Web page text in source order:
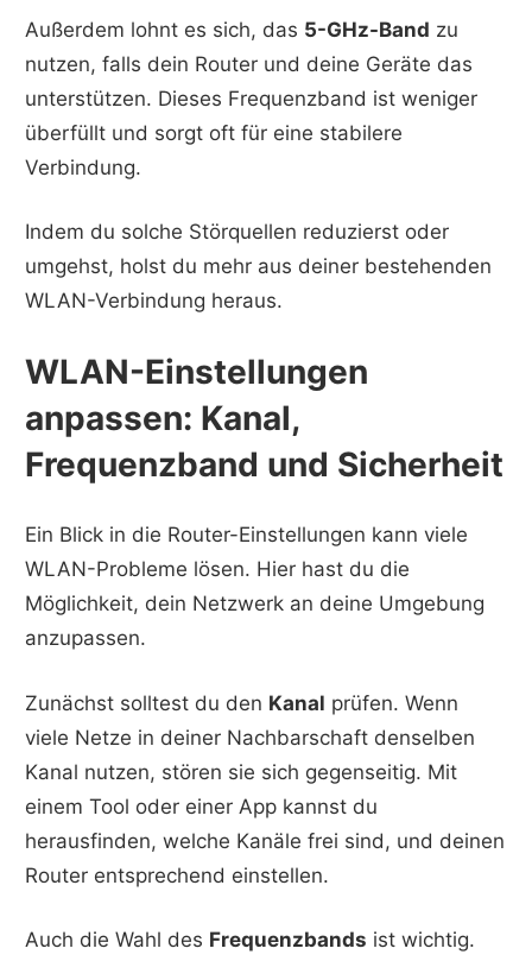
Außerdem lohnt es sich, das 5-GHz-Band zu
nutzen, falls dein Router und deine Geräte das
unterstützen. Dieses Frequenzband ist weniger
überfüllt und sorgt oft für eine stabilere
Verbindung.
Indem du solche Störquellen reduzierst oder
umgehst, holst du mehr aus deiner bestehenden
WLAN-Verbindung heraus.
WLAN-Einstellungen
anpassen: Kanal,
Frequenzband und Sicherheit
Ein Blick in die Router-Einstellungen kann viele
WLAN-Probleme lösen. Hier hast du die
Möglichkeit, dein Netzwerk an deine Umgebung
anzupassen.
Zunächst solltest du den Kanal prüfen. Wenn
viele Netze in deiner Nachbarschaft denselben
Kanal nutzen, stören sie sich gegenseitig. Mit
einem Tool oder einer App kannst du
herausfinden, welche Kanäle frei sind, und deinen
Router entsprechend einstellen.
Auch die Wahl des Frequenzbands ist wichtig.